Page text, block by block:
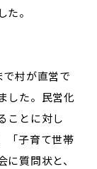
。
村が直営で
した。民営化
ことに対し
「子育て世帯
質問状と、